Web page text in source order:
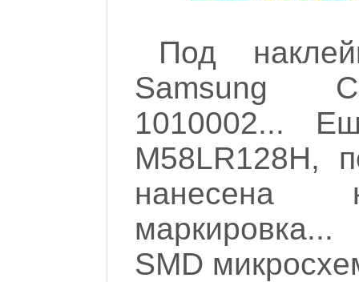
Под
Samsung
1010002...
M58LR128H,
нанесена
SMD